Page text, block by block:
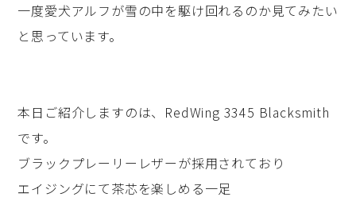
一度愛犬アルフが雪の中を駆け回れるのか見てみたい
と思っています。
本日ご紹介しますのは、RedWing 3345 Blacksmith
です。
ブラックプレーリーレザーが採用されており
エイジングにて茶芯を楽しめる一足